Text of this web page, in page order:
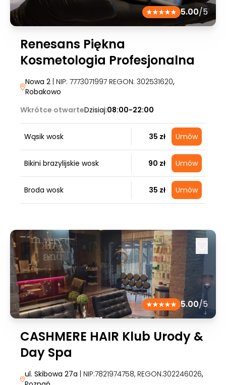
5.00/5
Renesans Piękna
Kosmetologia Profesjonalna
Nowa 2| NIP: 7773071997 REGON: 302531620,
Robakowo
Wkrótce otwarteDzisiaj:08:00-22:00
Wąsik wosk 35 zł Umów
Bikini brazylijskie wosk 90 zł Umów
Broda wosk 35 zł Umów
5.00/5
CASHMERE HAIR Klub Urody &
Day Spa
ul. Skibowa 27a | NIP:7821974758, REGON:302246026,